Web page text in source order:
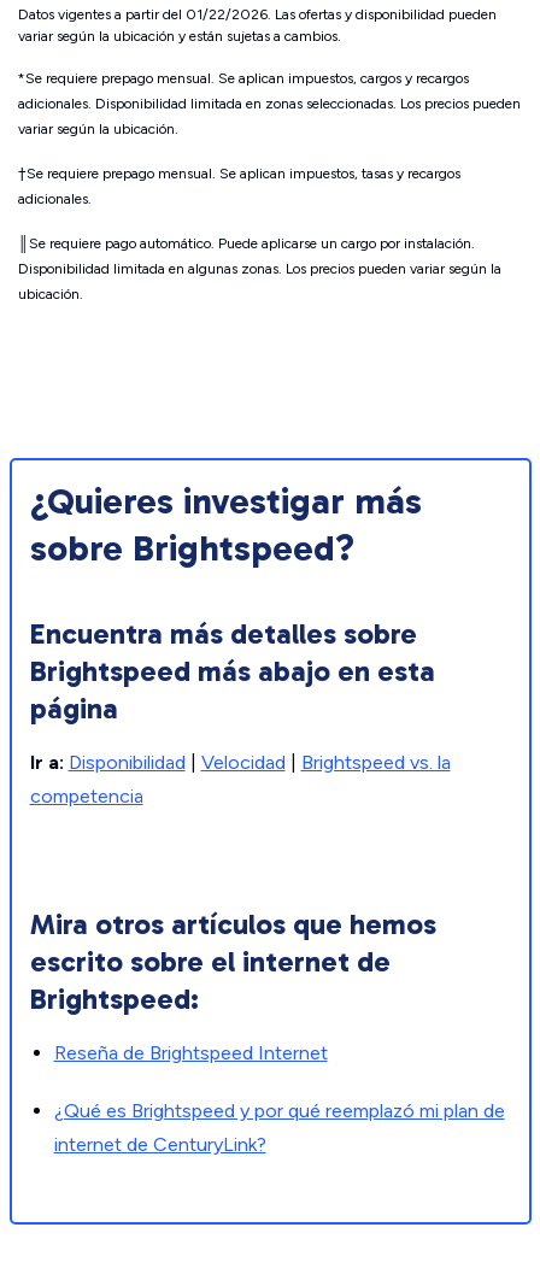
Datos vigentes a partir del 01/22/2026. Las ofertas y disponibilidad pueden
variar según la ubicación y están sujetas a cambios.
*Se requiere prepago mensual. Se aplican impuestos, cargos y recargos
adicionales. Disponibilidad limitada en zonas seleccionadas. Los precios pueden
variar según la ubicación.
†Se requiere prepago mensual. Se aplican impuestos, tasas y recargos
adicionales.
║Se requiere pago automático. Puede aplicarse un cargo por instalación.
Disponibilidad limitada en algunas zonas. Los precios pueden variar según la
ubicación.
¿Quieres investigar más
sobre Brightspeed?
Encuentra más detalles sobre
Brightspeed más abajo en esta
página
Ir a: Disponibilidad Velocidad
Brightspeed vs. la
competencia
Mira otros artículos que hemos
escrito sobre el internet de
Brightspeed:
Reseña de Brightspeed Internet
¿Qué es Brightspeed y por qué reemplazó mi plan de
internet de CenturyLink?